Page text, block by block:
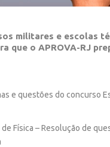
militares e escolas
que o APROVA-RJ
e questões do concurso
Física – Resolução de